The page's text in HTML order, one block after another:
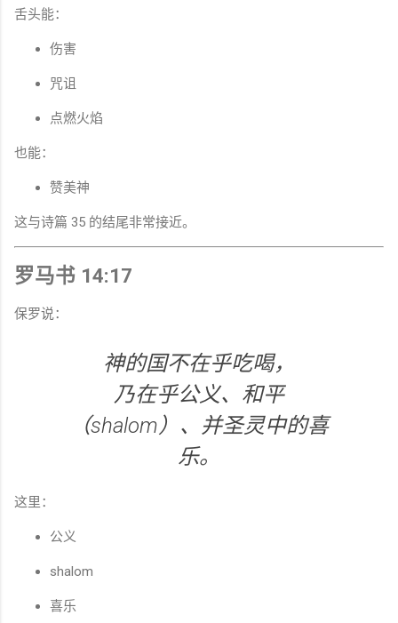
舌头能：
伤害
咒诅
点燃火焰
也能：
赞美神
这与诗篇 35 的结尾非常接近。
罗马书 14:17
保罗说：
神的国不在乎吃喝，
乃在乎公义、和平
（shalom）、并圣灵中的喜
乐。
这里：
公义
shalom
喜乐